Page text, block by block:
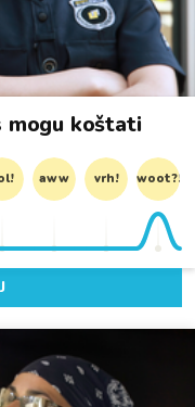
mogu koštati
aww vrh! woot?!